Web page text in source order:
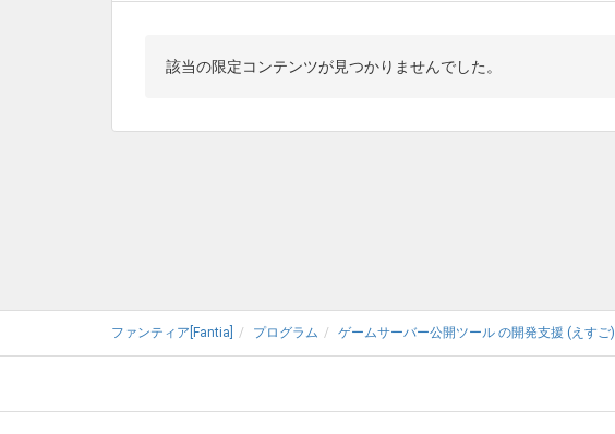
該当の限定コンテンツが見つかりませんでした。
ファンティア[Fantia] プログラム ゲームサーバー公開ツール の開発支援 (えすご)